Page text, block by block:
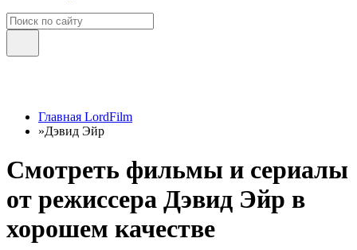
Главная LordFilm
»Дэвид Эйр
Смотреть фильмы и сериалы
от режиссера Дэвид Эйр в
хорошем качестве